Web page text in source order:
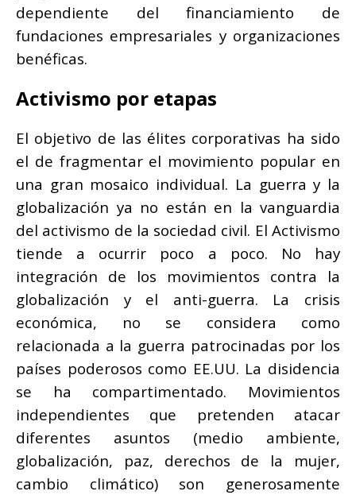
dependiente del financiamiento de
fundaciones empresariales y organizaciones
benéficas.
Activismo por etapas
El objetivo de las élites corporativas ha sido
el de fragmentar el movimiento popular en
una gran mosaico individual. La guerra y la
globalización ya no están en la vanguardia
del activismo de la sociedad civil. El Activismo
tiende a ocurrir poco a poco. No hay
integración de los movimientos contra la
globalización y el anti-guerra. La crisis
económica, no se considera como
relacionada a la guerra patrocinadas por los
países poderosos como EE.UU. La disidencia
se ha compartimentado. Movimientos
independientes que pretenden atacar
diferentes asuntos (medio ambiente,
globalización, paz, derechos de la mujer,
cambio climático) son generosamente